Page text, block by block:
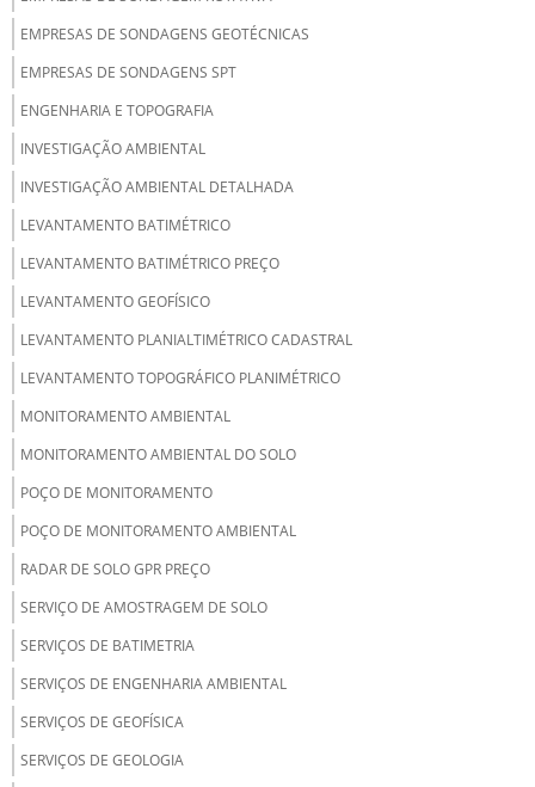
EMPRESAS DE SONDAGENS GEOTÉCNICAS
EMPRESAS DE SONDAGENS SPT
ENGENHARIA E TOPOGRAFIA
INVESTIGAÇÃO AMBIENTAL
INVESTIGAÇÃO AMBIENTAL DETALHADA
LEVANTAMENTO BATIMÉTRICO
LEVANTAMENTO BATIMÉTRICO PREÇO
LEVANTAMENTO GEOFÍSICO
LEVANTAMENTO PLANIALTIMÉTRICO CADASTRAL
LEVANTAMENTO TOPOGRÁFICO PLANIMÉTRICO
MONITORAMENTO AMBIENTAL
MONITORAMENTO AMBIENTAL DO SOLO
POÇO DE MONITORAMENTO
POÇO DE MONITORAMENTO AMBIENTAL
RADAR DE SOLO GPR PREÇO
SERVIÇO DE AMOSTRAGEM DE SOLO
SERVIÇOS DE BATIMETRIA
SERVIÇOS DE ENGENHARIA AMBIENTAL
SERVIÇOS DE GEOFÍSICA
SERVIÇOS DE GEOLOGIA